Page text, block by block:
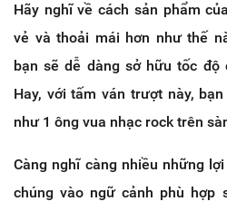
Hãy nghĩ về cách sản phẩm
vẻ và thoải mái hơn như thế
bạn sẽ dễ dàng sở hữu tốc độ
Hay, với tấm ván trượt này,
như 1 ông vua nhạc rock trên
Càng nghĩ càng nhiều những
chúng vào ngữ cảnh phù hợp